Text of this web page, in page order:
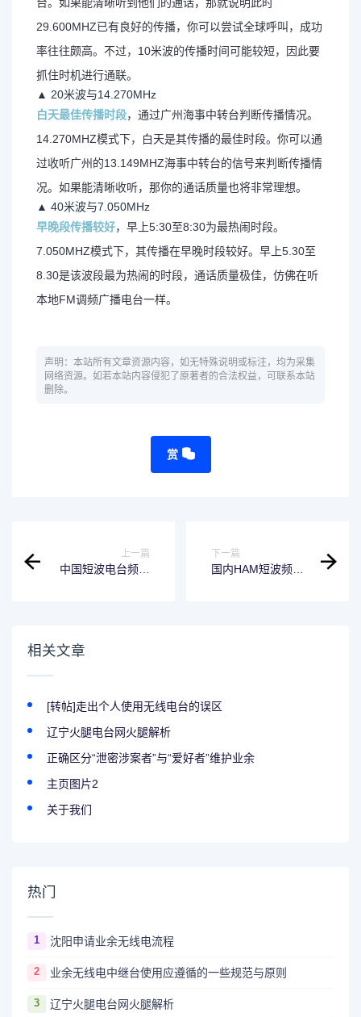
29.600MHZ已有良好的传播，你可以尝试全球呼叫，成功
率往往颇高。不过，10米波的传播时间可能较短，因此要
抓住时机进行通联。
▲ 20米波与14.270MHz
白天最佳传播时段，通过广州海事中转台判断传播情况。
14.270MHZ模式下，白天是其传播的最佳时段。你可以通
过收听广州的13.149MHZ海事中转台的信号来判断传播情
况。如果能清晰收听，那你的通话质量也将非常理想。
▲ 40米波与7.050MHz
早晚段传播较好，早上5:30至8:30为最热闹时段。
7.050MHZ模式下，其传播在早晚时段较好。早上5.30至
8.30是该波段最为热闹的时段，通话质量极佳，仿佛在听
本地FM调频广播电台一样。
声明：本站所有文章资源内容，如无特殊说明或标注，均为采集
网络资源。如若本站内容侵犯了原著者的合法权益，可联系本站
删除。
赏
上一篇
中国短波电台频段
下一篇
国内HAM短波频点
相关文章
[转帖]走出个人使用无线电台的误区
辽宁火腿电台网火腿解析
正确区分“泄密涉案者”与“爱好者”维护业余
主页图片2
关于我们
热门
1 沈阳申请业余无线电流程
2 业余无线电中继台使用应遵循的一些规范与原则
3 辽宁火腿电台网火腿解析